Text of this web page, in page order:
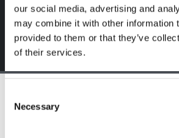
our social media, advertising and
may combine it with other information
provided to them or that they’ve
of their services.
Selection
Necessary